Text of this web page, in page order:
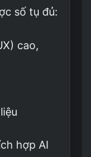
số tụ đủ:
cao,
hợp AI